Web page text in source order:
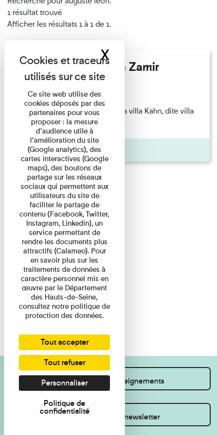
1 résultat trouvé
Afficher les résultats 1 à 1 de 1.
Hélène Gaudy - Villa Zamir
Lecture
couchant) [Angle nord-est de la villa Kahn, dite villa
Zamir et lumières du ...
Pages
Je souhaite des renseignements
Inscrivez-vous à la newsletter
Ce site web utilise des
cookies déposés par des
partenaires pour vous
proposer : la mesure
d’audience utile à
l’amélioration du site
(Google analytics), des
cartes interactives (Google
maps), des boutons de
partage sur les réseaux
sociaux qui permettent aux
utilisateurs du site de
faciliter le partage de
contenu (Facebook, Twitter,
Instagram, Linkedin), un
service permettant de
rendre les documents plus
attractifs (Calameo). Pour
en savoir plus sur les
traitements de données à
caractère personnel mis en
œuvre par le Département
des Hauts-de-Seine,
consultez notre politique de
protection des données.
Tout accepter
Tout refuser
Personnaliser
Politique de
confidentialité
XMasquer le